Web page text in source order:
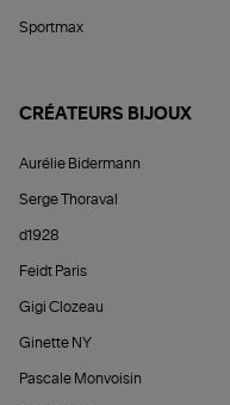
Sportmax
CRÉATEURS BIJOUX
Aurélie Bidermann
Serge Thoraval
d1928
Feidt Paris
Gigi Clozeau
Ginette NY
Pascale Monvoisin